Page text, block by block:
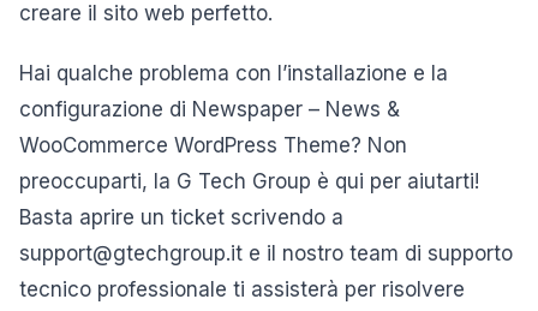
creare il sito web perfetto.
Hai qualche problema con l’installazione e la
configurazione di Newspaper – News &
WooCommerce WordPress Theme? Non
preoccuparti, la G Tech Group è qui per aiutarti!
Basta aprire un ticket scrivendo a
support@gtechgroup.it e il nostro team di supporto
tecnico professionale ti assisterà per risolvere